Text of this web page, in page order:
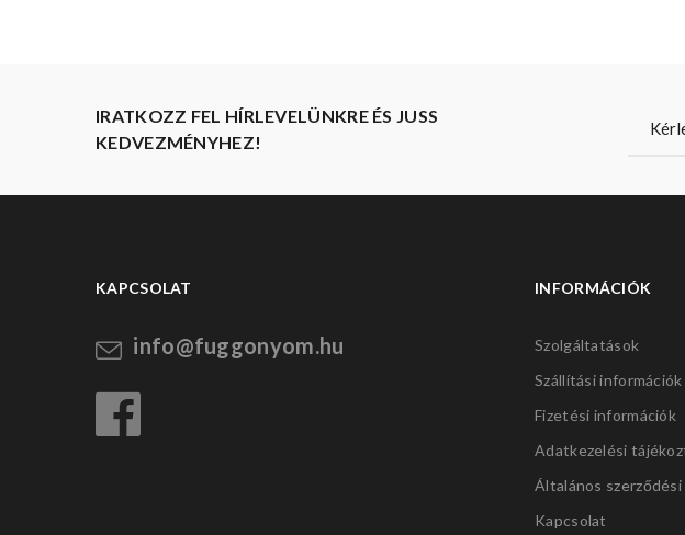
IRATKOZZ FEL HÍRLEVELÜNKRE ÉS JUSS
KEDVEZMÉNYHEZ!
KAPCSOLAT
info@fuggonyom.hu
INFORMÁCIÓK
Szolgáltatások
Szállítási információk
Fizetési információk
Adatkezelési
Általános
Kapcsolat